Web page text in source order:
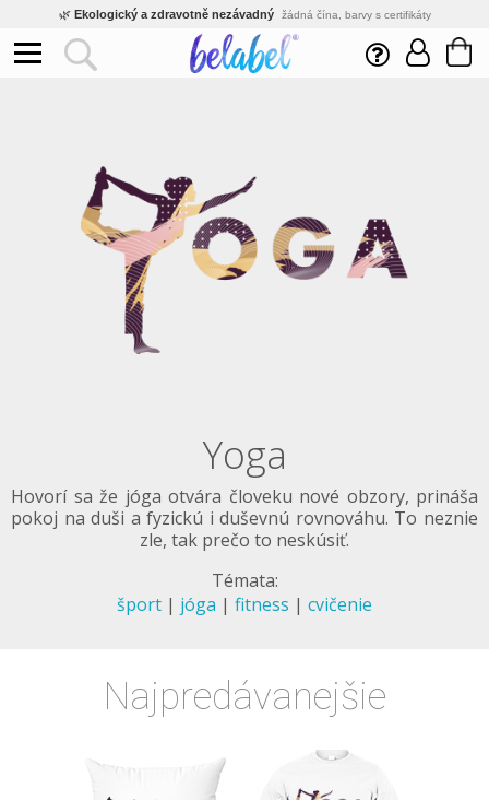
🌿 Ekologický a zdravotně nezávadný žádná čína, barvy s certifikáty
Inovativní výroba vlastní vývoj, nejnovější technologie
Rychlé dodání expedujeme do 24h
Yoga
Hovorí sa že jóga otvára človeku nové obzory, prináša
pokoj na duši a fyzickú i duševnú rovnováhu. To neznie
zle, tak prečo to neskúsiť.
Témata:
šport | jóga | fitness | cvičenie
Najpredávanejšie